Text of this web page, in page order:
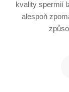
kvality spermií
alespoň